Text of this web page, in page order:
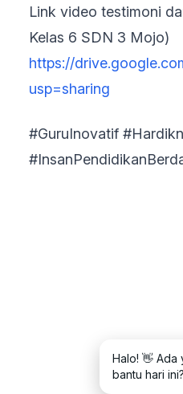
Link video testimoni
Kelas 6 SDN 3 Mojo)
https://
usp=sharing
#GuruInovatif
Halo! 👋 Ada
bantu hari ini?